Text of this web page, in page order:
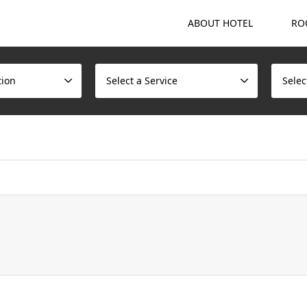
ABOUT HOTEL
Select a Service